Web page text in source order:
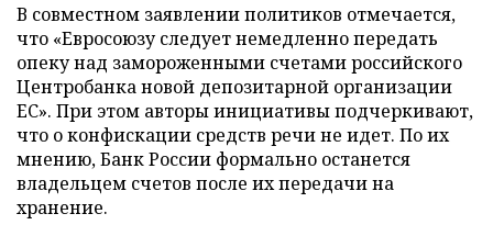
В совместном заявлении политиков отмечается,
что «Евросоюзу следует немедленно передать
опеку над замороженными счетами российского
Центробанка новой депозитарной организации
ЕС». При этом авторы инициативы подчеркивают,
что о конфискации средств речи не идет. По их
мнению, Банк России формально останется
владельцем счетов после их передачи на
хранение.